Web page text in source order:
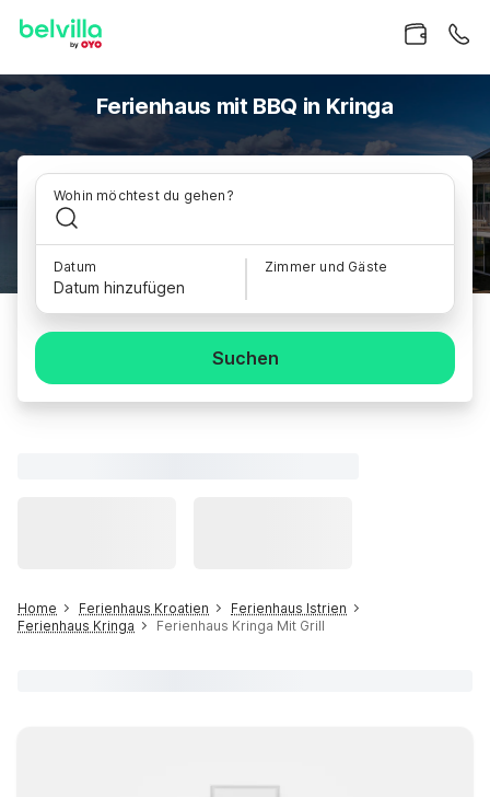
Ferienhaus mit BBQ in Kringa
Wohin möchtest du gehen?
Datum
Datum hinzufügen
Zimmer und Gäste
Suchen
Home Ferienhaus Kroatien
Ferienhaus Istrien
Ferienhaus Kringa
Ferienhaus Kringa Mit Grill